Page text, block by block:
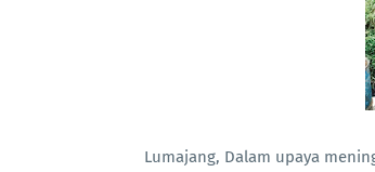
Lumajang, Dalam upaya